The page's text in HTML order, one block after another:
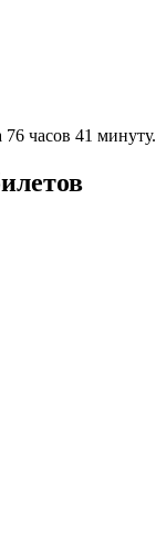
часов 41 минуту.